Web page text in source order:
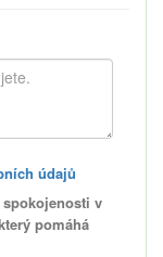
údajů
v
pomáhá